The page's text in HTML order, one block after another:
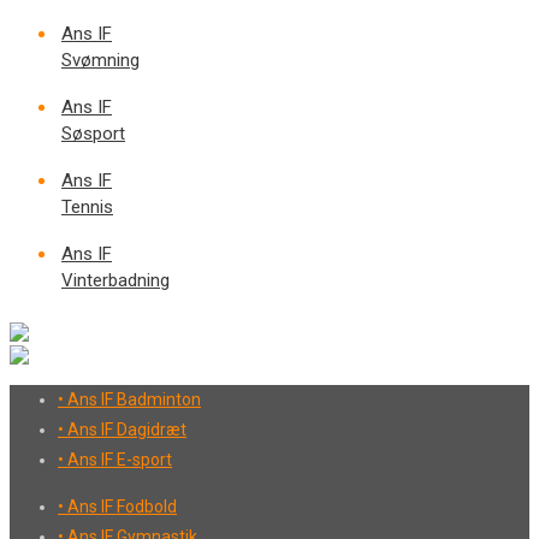
Ans IF
Svømning
Ans IF
Søsport
Ans IF
Tennis
Ans IF
Vinterbadning
• Ans IF Badminton
• Ans IF Dagidræt
• Ans IF E-sport
• Ans IF Fodbold